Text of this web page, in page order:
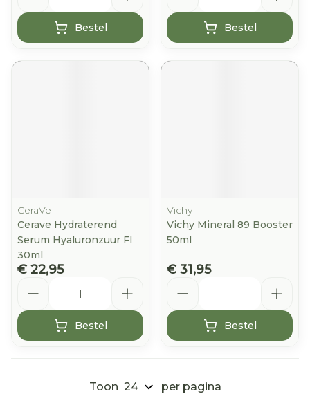
Bestel Bestel
CeraVe
Cerave Hydraterend
Serum Hyaluronzuur Fl
30ml
€ 22,95
Bestel
Vichy
Vichy Mineral 89 Booster
50ml
€ 31,95
Bestel
Toon per pagina